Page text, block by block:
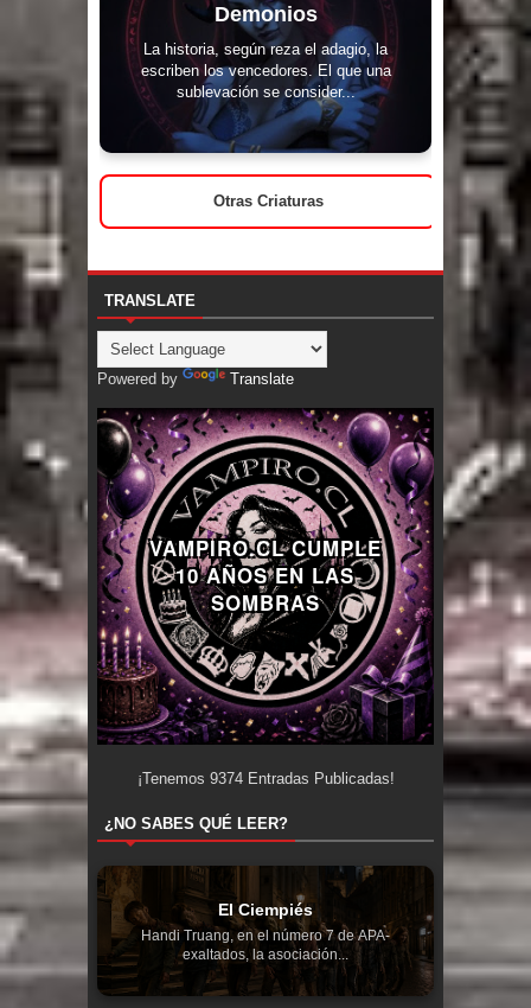
Demonios
La historia, según reza el adagio, la
escriben los vencedores. El que una
sublevación se consider...
Otras Criaturas
TRANSLATE
Powered by Translate
VAMPIRO.CL CUMPLE
10 AÑOS EN LAS
SOMBRAS
¡Tenemos 9374Entradas Publicadas!
¿NO SABES QUÉ LEER?
El Ciempiés
Handi Truang, en el número 7 de APA-
exaltados, la asociación...